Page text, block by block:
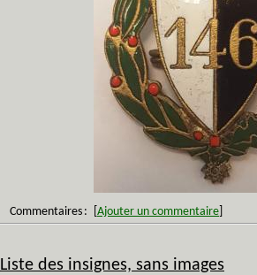
Commentaires : Ajouter un commentaire
Liste des insignes, sans images